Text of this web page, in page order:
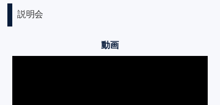
説明会
動画